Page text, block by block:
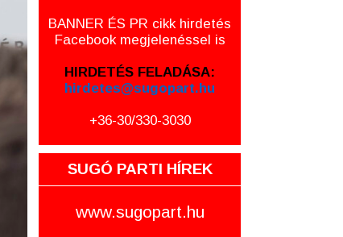
BANNER ÉS PR cikk hirdetés
Facebook megjelenéssel is
HIRDETÉS FELADÁSA:
hirdetes@sugopart.hu
+36-30/330-3030
SUGÓ PARTI HÍREK
www.sugopart.hu